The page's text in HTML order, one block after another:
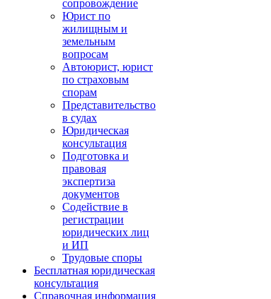
сопровождение
Юрист по
жилищным и
земельным
вопросам
Автоюрист, юрист
по страховым
спорам
Представительство
в судах
Юридическая
консультация
Подготовка и
правовая
экспертиза
документов
Содействие в
регистрации
юридических лиц
и ИП
Трудовые споры
Бесплатная юридическая
консультация
Справочная информация